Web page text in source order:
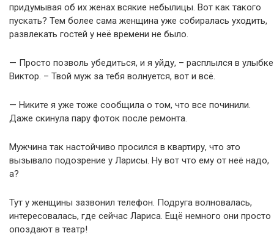
придумывая об их женах всякие небылицы. Вот как такого
пускать? Тем более сама женщина уже собиралась уходить,
развлекать гостей у неё времени не было.
— Просто позволь убедиться, и я уйду, – расплылся в улыбке
Виктор. – Твой муж за тебя волнуется, вот и всё.
— Никите я уже тоже сообщила о том, что все починили.
Даже скинула пару фоток после ремонта.
Мужчина так настойчиво просился в квартиру, что это
вызывало подозрение у Ларисы. Ну вот что ему от неё надо,
а?
Тут у женщины зазвонил телефон. Подруга волновалась,
интересовалась, где сейчас Лариса. Ещё немного они просто
опоздают в театр!